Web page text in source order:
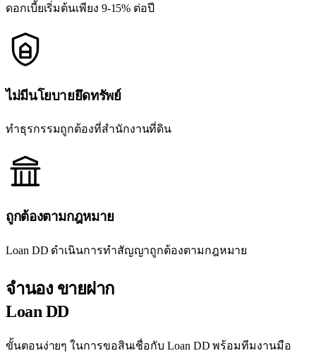
ดอกเบี้ยเริ่มต้นเพียง 9-15% ต่อปี
ไม่มีนโยบายยึดทรัพย์
ทำธุรกรรมถูกต้องที่สำนักงานที่ดิน
ถูกต้องตามกฎหมาย
Loan DD ดำเนินการทำสัญญาถูกต้องตามกฎหมาย
จำนอง ขายฝาก
Loan DD
ขั้นตอนง่ายๆ ในการขอสินเชื่อกับ Loan DD พร้อมทีมงานมือ